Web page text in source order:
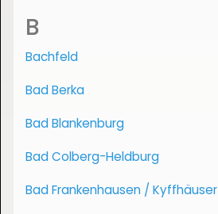
B
Bachfeld
Bad Berka
Bad Blankenburg
Bad Colberg-Heldburg
Bad Frankenhausen / Kyffhäuser